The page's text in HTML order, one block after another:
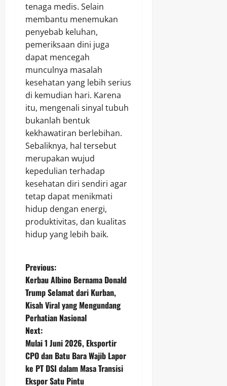
tenaga medis. Selain
membantu menemukan
penyebab keluhan,
pemeriksaan dini juga
dapat mencegah
munculnya masalah
kesehatan yang lebih serius
di kemudian hari. Karena
itu, mengenali sinyal tubuh
bukanlah bentuk
kekhawatiran berlebihan.
Sebaliknya, hal tersebut
merupakan wujud
kepedulian terhadap
kesehatan diri sendiri agar
tetap dapat menikmati
hidup dengan energi,
produktivitas, dan kualitas
hidup yang lebih baik.
P
o
s
t
n
a
Previous:
Kerbau Albino Bernama Donald
Trump Selamat dari Kurban,
Kisah Viral yang Mengundang
Perhatian Nasional
Next:
Mulai 1 Juni 2026, Eksportir
CPO dan Batu Bara Wajib Lapor
ke PT DSI dalam Masa Transisi
Ekspor Satu Pintu